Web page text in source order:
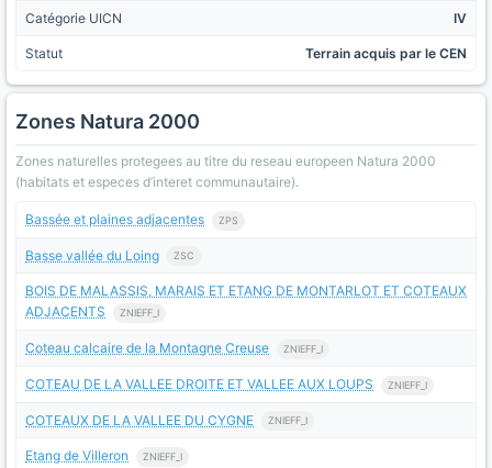
Catégorie UICN IV
Statut Terrain acquis par le CEN
Zones Natura 2000
Zones naturelles protegees au titre du reseau europeen Natura 2000
(habitats et especes d’interet communautaire).
Bassée et plaines adjacentes ZPS
Basse vallée du Loing ZSC
BOIS DE MALASSIS, MARAIS ET ETANG DE MONTARLOT ET COTEAUX
ADJACENTS
ZNIEFF_I
Coteau calcaire de la Montagne Creuse ZNIEFF_I
COTEAU DE LA VALLEE DROITE ET VALLEE AUX LOUPS ZNIEFF_I
COTEAUX DE LA VALLEE DU CYGNE ZNIEFF_I
Etang de Villeron ZNIEFF_I